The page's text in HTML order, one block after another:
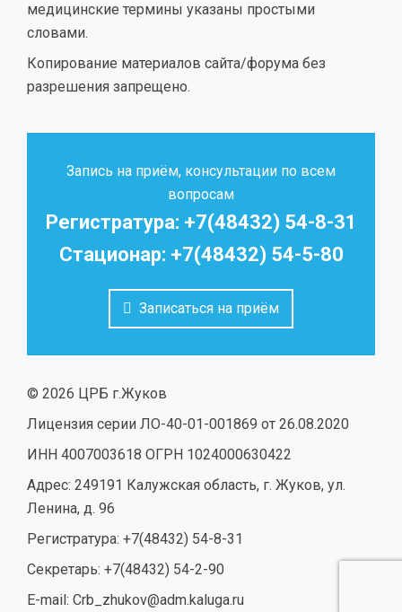
медицинские термины указаны простыми
словами.
Копирование материалов сайта/форума без
разрешения запрещено.
Запись на приём, консультации по всем
вопросам
Регистратура: +7(48432) 54-8-31
Стационар: +7(48432) 54-5-80
Записаться на приём
© 2026 ЦРБ г.Жуков
Лицензия серии ЛО-40-01-001869 от 26.08.2020
ИНН 4007003618 ОГРН 1024000630422
Адрес: 249191 Калужская область, г. Жуков, ул.
Ленина, д. 96
Регистратура: +7(48432) 54-8-31
Секретарь: +7(48432) 54-2-90
E-mail: Crb_zhukov@adm.kaluga.ru